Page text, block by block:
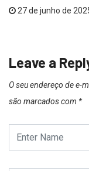
27 de junho de
Leave a
O seu endereço de e-
são marcados com *